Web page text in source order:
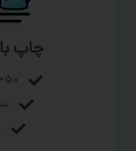
چاپ
۵۰+ محصول قابل چاپ